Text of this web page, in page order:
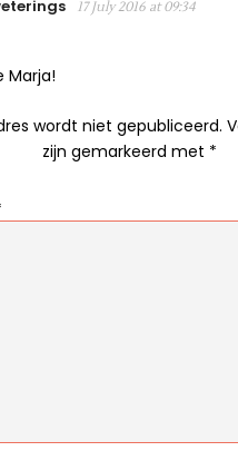
17 July 2016 at 09:34
Marja!
wordt niet gepubliceerd.
zijn gemarkeerd met *